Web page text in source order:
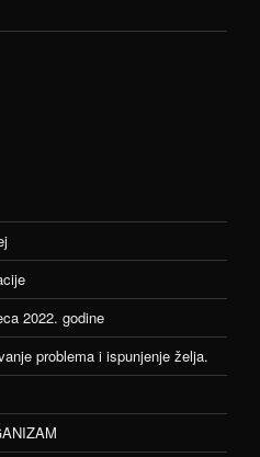
2022. godine
problema i ispunjenje želja.